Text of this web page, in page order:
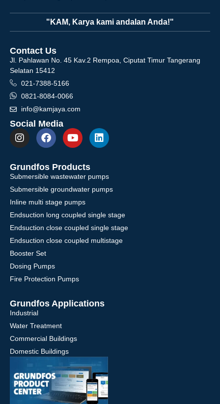
"KAM, Karya kami andalan Anda!"
Contact Us
Jl. Pahlawan No. 45 Kav.2 Rempoa, Ciputat Timur Tangerang
Selatan 15412
021-7388-5166
0821-8084-0066
info@kamjaya.com
Social Media
Grundfos Products
Submersible wastewater pumps
Submersible groundwater pumps
Inline multi stage pumps
Endsuction long coupled single stage
Endsuction close coupled single stage
Endsuction close coupled multistage
Booster Set
Dosing Pumps
Fire Protection Pumps
Grundfos Applications
Industrial
Water Treatment
Commercial Buildings
Domestic Buildings